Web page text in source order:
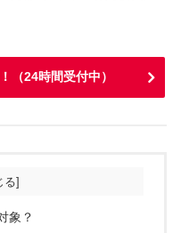
（24時間受付中）
象？